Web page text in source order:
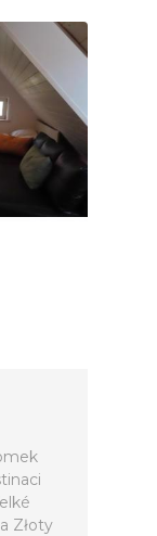
Złoty